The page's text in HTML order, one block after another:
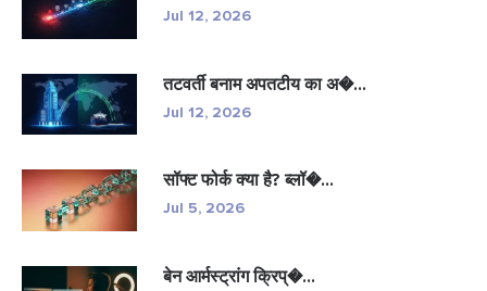
Jul 12, 2026
तटवर्ती बनाम अपतटीय का अ�...
Jul 12, 2026
सॉफ्ट फोर्क क्या है? ब्लॉ�...
Jul 5, 2026
बेन आर्मस्ट्रांग क्रिप्�...